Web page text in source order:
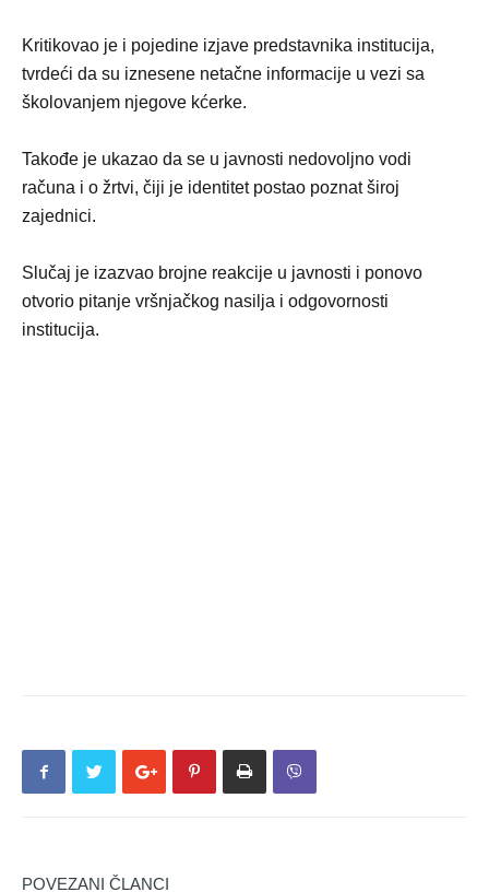
Kritikovao je i pojedine izjave predstavnika institucija,
tvrdeći da su iznesene netačne informacije u vezi sa
školovanjem njegove kćerke.
Takođe je ukazao da se u javnosti nedovoljno vodi
računa i o žrtvi, čiji je identitet postao poznat široj
zajednici.
Slučaj je izazvao brojne reakcije u javnosti i ponovo
otvorio pitanje vršnjačkog nasilja i odgovornosti
institucija.
POVEZANI ČLANCI